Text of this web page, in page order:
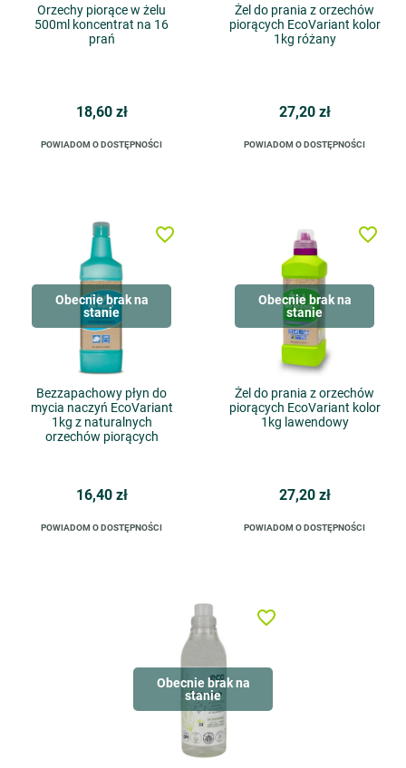
Orzechy piorące w żelu
500ml koncentrat na 16
prań
18,60 zł
POWIADOM O DOSTĘPNOŚCI
Żel do prania z orzechów
piorących EcoVariant kolor
1kg różany
27,20 zł
POWIADOM O DOSTĘPNOŚCI
Obecnie brak na
stanie
Bezzapachowy płyn do
mycia naczyń EcoVariant
1kg z naturalnych
orzechów piorących
16,40 zł
POWIADOM O DOSTĘPNOŚCI
favorite_border
Obecnie brak na
stanie
Żel do prania z orzechów
piorących EcoVariant kolor
1kg lawendowy
27,20 zł
POWIADOM O DOSTĘPNOŚCI
favorite_border
Obecnie brak na
stanie
favorite_border